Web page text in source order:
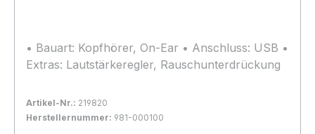
• Bauart: Kopfhörer, On-Ear • Anschluss: USB •
Extras: Lautstärkeregler, Rauschunterdrückung
Artikel-Nr.: 219820
Herstellernummer: 981-000100